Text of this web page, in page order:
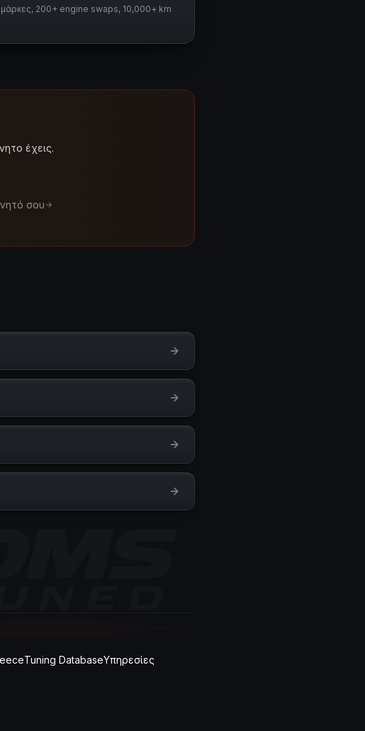
μάρκες, 200+ engine swaps, 10,000+ km
έχεις.
σου
Tuning DatabaseΥπηρεσίες